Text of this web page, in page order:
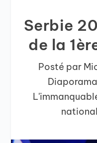
Serbie
de la
Posté par
Diaporama